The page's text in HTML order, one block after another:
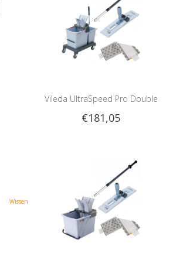
Wissen
Vileda UltraSpeed Pro Double
Set
€181,05